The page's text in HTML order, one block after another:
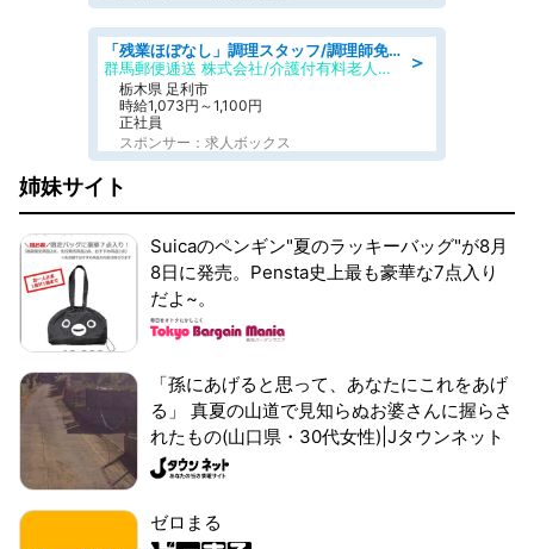
＞
「残業ほぼなし」調理スタッフ/調理師免許必須/正職員/日勤のみ/介護付き有料老人ホーム/社会保障完備
群馬郵便逓送 株式会社/介護付有料老人ホーム ふる里
栃木県 足利市
時給1,073円～1,100円
正社員
スポンサー：求人ボックス
姉妹サイト
Suicaのペンギン"夏のラッキーバッグ"が8月
8日に発売。Pensta史上最も豪華な7点入り
だよ~。
「孫にあげると思って、あなたにこれをあげ
る」 真夏の山道で見知らぬお婆さんに握らさ
れたもの(山口県・30代女性)|Jタウンネット
ゼロまる